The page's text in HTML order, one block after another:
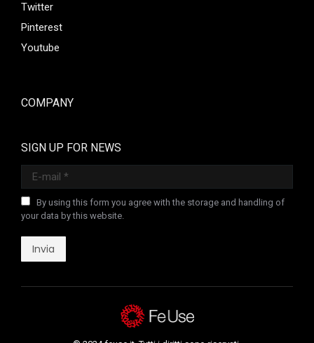
Twitter
Pinterest
Youtube
COMPANY
SIGN UP FOR NEWS
E-mail *
By using this form you agree with the storage and handling of
your data by this website.
Invia